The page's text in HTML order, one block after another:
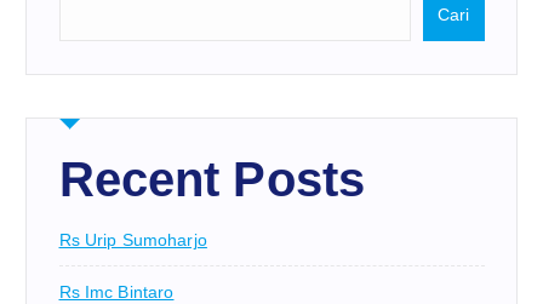
Cari
Recent Posts
Rs Urip Sumoharjo
Rs Imc Bintaro